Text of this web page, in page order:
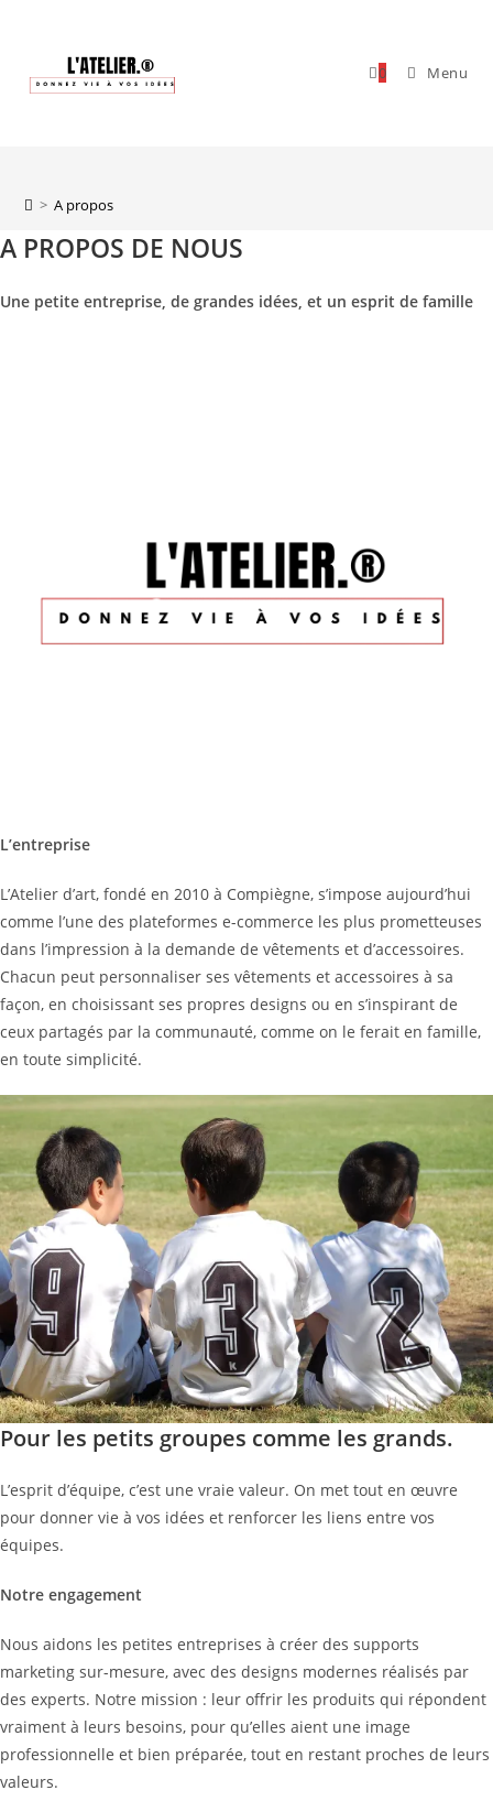
0 Menu
> A propos
A PROPOS DE NOUS
Une petite entreprise, de grandes idées, et un esprit de famille
L’entreprise
L’Atelier d’art, fondé en 2010 à Compiègne, s’impose aujourd’hui
comme l’une des plateformes e-commerce les plus prometteuses
dans l’impression à la demande de vêtements et d’accessoires.
Chacun peut personnaliser ses vêtements et accessoires à sa
façon, en choisissant ses propres designs ou en s’inspirant de
ceux partagés par la communauté, comme on le ferait en famille,
en toute simplicité.
Pour les petits groupes comme les grands.
L’esprit d’équipe, c’est une vraie valeur. On met tout en œuvre
pour donner vie à vos idées et renforcer les liens entre vos
équipes.
Notre engagement
Nous aidons les petites entreprises à créer des supports
marketing sur-mesure, avec des designs modernes réalisés par
des experts. Notre mission : leur offrir les produits qui répondent
vraiment à leurs besoins, pour qu’elles aient une image
professionnelle et bien préparée, tout en restant proches de leurs
valeurs.